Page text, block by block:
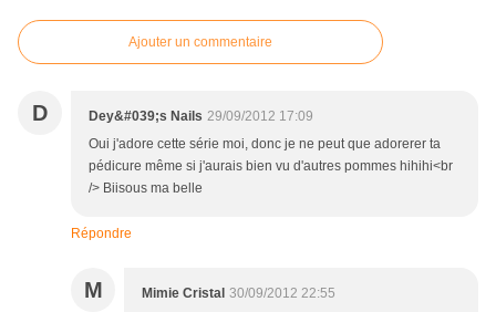
Ajouter un commentaire
D Dey&#039;s Nails 29/09/2012 17:09
Oui j'adore cette série moi, donc je ne peut que adorerer ta
pédicure même si j'aurais bien vu d'autres pommes hihihi<br
/> Biisous ma belle
Répondre
M Mimie Cristal 30/09/2012 22:55